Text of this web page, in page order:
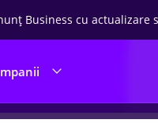
Business cu actualizare